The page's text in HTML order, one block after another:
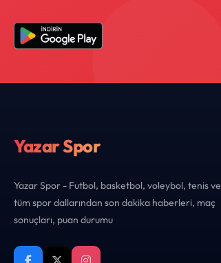
Yazar Spor
Yazar Spor - Futbol, basketbol, voleybol, tenis ve
tüm spor dallarından son dakika haberleri, maç
sonuçları, puan durumu